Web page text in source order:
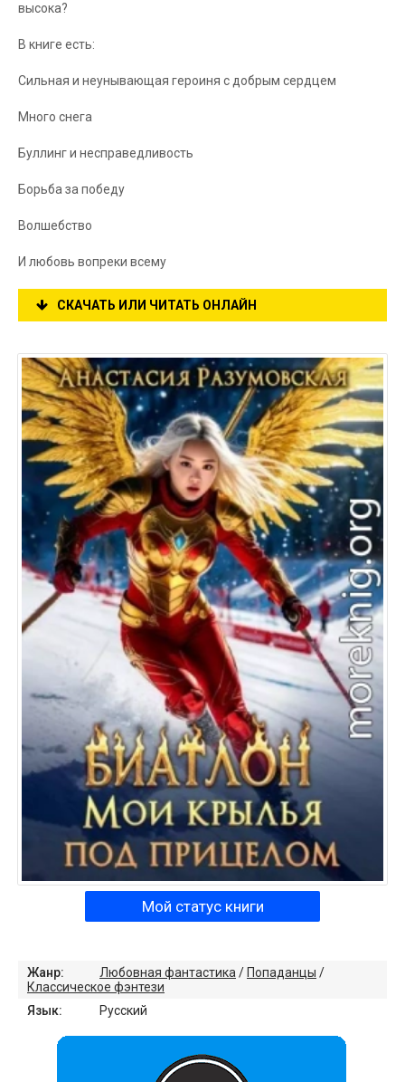
высока?
В книге есть:
Сильная и неунывающая героиня с добрым сердцем
Много снега
Буллинг и несправедливость
Борьба за победу
Волшебство
И любовь вопреки всему
СКАЧАТЬ ИЛИ ЧИТАТЬ ОНЛАЙН
Мой статус книги
Жанр: Любовная фантастика/ Попаданцы /
Классическое фэнтези
Язык:
Русский